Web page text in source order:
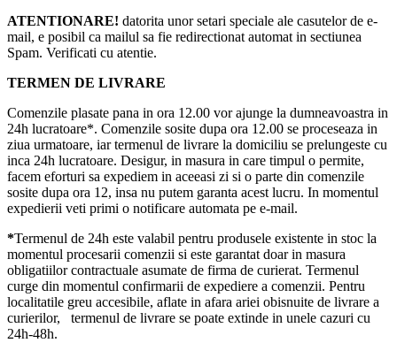
ATENTIONARE! datorita unor setari speciale ale casutelor de e-
mail, e posibil ca mailul sa fie redirectionat automat in sectiunea
Spam. Verificati cu atentie.
TERMEN DE LIVRARE
Comenzile plasate pana in ora 12.00 vor ajunge la dumneavoastra in
24h lucratoare*. Comenzile sosite dupa ora 12.00 se proceseaza in
ziua urmatoare, iar termenul de livrare la domiciliu se prelungeste cu
inca 24h lucratoare. Desigur, in masura in care timpul o permite,
facem eforturi sa expediem in aceeasi zi si o parte din comenzile
sosite dupa ora 12, insa nu putem garanta acest lucru. In momentul
expedierii veti primi o notificare automata pe e-mail.
*Termenul de 24h este valabil pentru produsele existente in stoc la
momentul procesarii comenzii si este garantat doar in masura
obligatiilor contractuale asumate de firma de curierat. Termenul
curge din momentul confirmarii de expediere a comenzii. Pentru
localitatile greu accesibile, aflate in afara ariei obisnuite de livrare a
curierilor, termenul de livrare se poate extinde in unele cazuri cu
24h-48h.